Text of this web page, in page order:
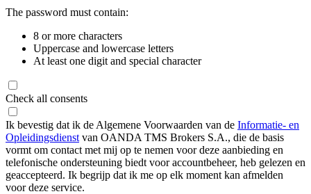
The password must contain:
8 or more characters
Uppercase and lowercase letters
At least one digit and special character
Check all consents
Ik bevestig dat ik de Algemene Voorwaarden van de Informatie- en
Opleidingsdienst van OANDA TMS Brokers S.A., die de basis
vormt om contact met mij op te nemen voor deze aanbieding en
telefonische ondersteuning biedt voor accountbeheer, heb gelezen en
geaccepteerd. Ik begrijp dat ik me op elk moment kan afmelden
voor deze service.